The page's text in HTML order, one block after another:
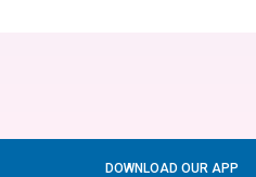
DOWNLOAD OUR APP